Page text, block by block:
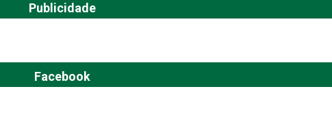
Publicidade
Facebook